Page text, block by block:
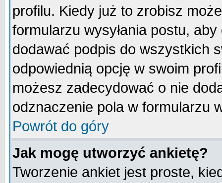
profilu. Kiedy już to zrobisz
formularzu wysyłania postu,
dodawać podpis do wszystkich
odpowiednią opcję w swoim
możesz zadecydować o nie
odznaczenie pola w formularzu
Powrót do góry
Jak mogę utworzyć ankietę?
Tworzenie ankiet jest proste,